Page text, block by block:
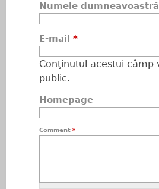
Numele dumneavoastră
E-mail *
Conţinutul acestui
public.
Homepage
Comment *